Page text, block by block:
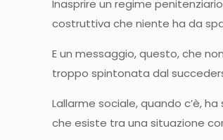
Inasprire un regime
costruttiva che niente ha da
E un messaggio, questo, che
troppo spintonata dal
Lallarme sociale, quando c’è,
che esiste tra una situazione